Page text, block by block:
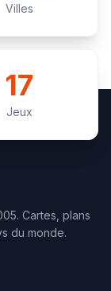
Villes
17
Jeux
Cartes, plans
du monde.